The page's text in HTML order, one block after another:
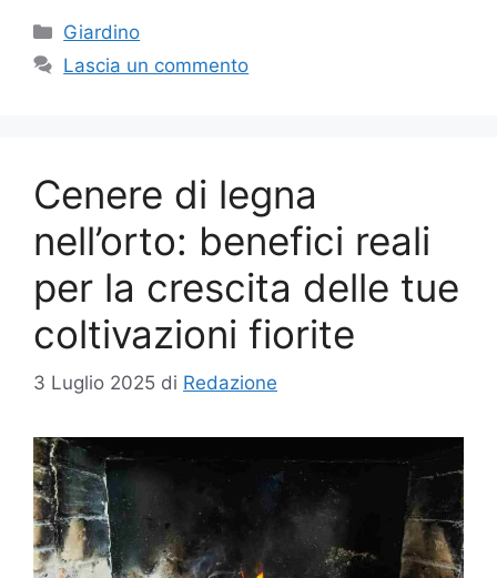
Categorie
Giardino
Lascia un commento
Cenere di legna
nell’orto: benefici reali
per la crescita delle tue
coltivazioni fiorite
3 Luglio 2025 di Redazione